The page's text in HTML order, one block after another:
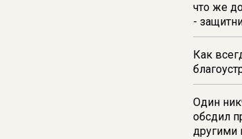
что же
-
Как
Один
обсдил
другими